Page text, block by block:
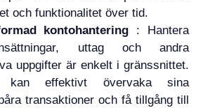
och funktionalitet över tid.
kontohantering : Hantera
uttag och andra
uppgifter är enkelt i gränssnittet.
kan effektivt övervaka sina
transaktioner och få tillgång till